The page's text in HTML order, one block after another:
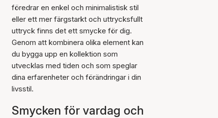
föredrar en enkel och minimalistisk stil
eller ett mer färgstarkt och uttrycksfullt
uttryck finns det ett smycke för dig.
Genom att kombinera olika element kan
du bygga upp en kollektion som
utvecklas med tiden och som speglar
dina erfarenheter och förändringar i din
livsstil.
Smycken för vardag och